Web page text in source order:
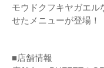
モウドクフキヤガエル
せたメニューが登場！
■店舗情報